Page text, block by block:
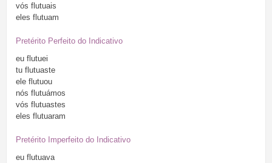
vós flutuais
eles flutuam
Pretérito Perfeito do Indicativo
eu flutuei
tu flutuaste
ele flutuou
nós flutuámos
vós flutuastes
eles flutuaram
Pretérito Imperfeito do Indicativo
eu flutuava